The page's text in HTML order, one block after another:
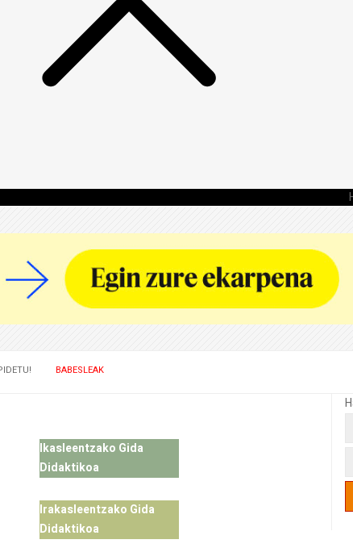
BABESLEAK
Ikasleentzako Gida
Didaktikoa
Irakasleentzako Gida
Didaktikoa